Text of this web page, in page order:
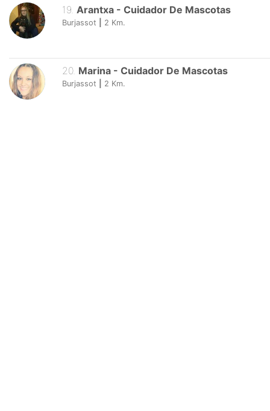
19. Arantxa - Cuidador De Mascotas
Burjassot 2 Km.
20. Marina - Cuidador De Mascotas
Burjassot 2 Km.